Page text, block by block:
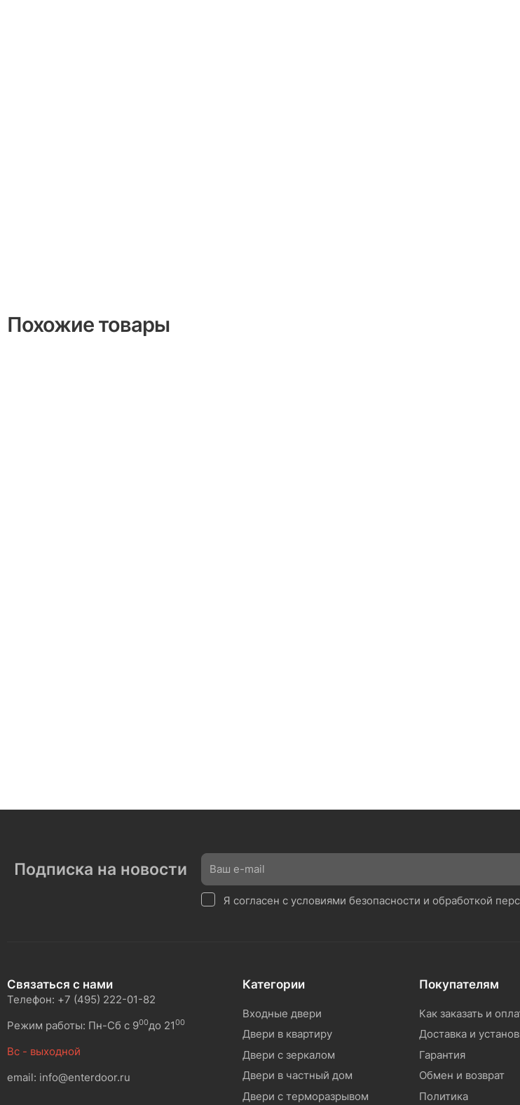
Похожие товары
Подписка на новости
Я согласен с условиями безопасности и обработкой
Связаться с нами
Телефон: +7 (495) 222-01-82
Режим работы: Пн-Сб с 900до 2100
Вс - выходной
email: info@enterdoor.ru
Категории
Входные двери
Двери в квартиру
Двери с зеркалом
Двери в частный дом
Двери с терморазрывом
Покупателям
Как заказать и
Доставка и
Гарантия
Обмен и возврат
Политика